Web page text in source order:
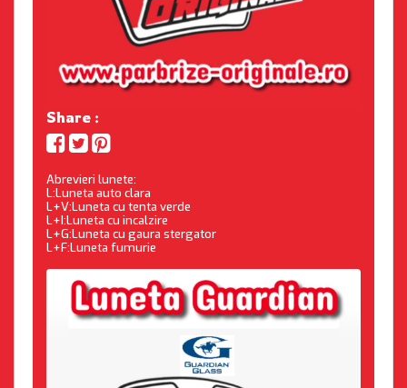
Share :
Abrevieri lunete:
L:Luneta auto clara
L+V:Luneta cu tenta verde
L+I:Luneta cu incalzire
L+G:Luneta cu gaura stergator
L+F:Luneta fumurie